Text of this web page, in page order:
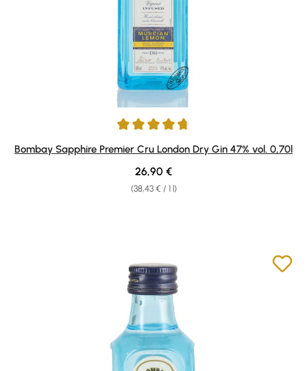
Average rating of 4.67 out of 5 stars
Bombay Sapphire Premier Cru London Dry Gin 47% vol. 0,70l
(38,43 € / 1 l)
Regular price:
26,90 €